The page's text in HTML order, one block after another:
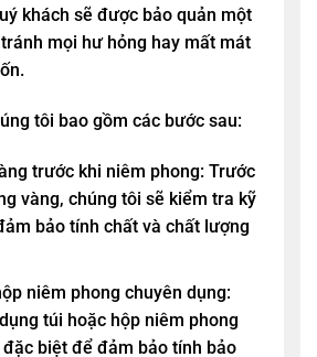
khách sẽ được bảo quản một
mọi hư hỏng hay mất mát
tôi bao gồm các bước sau:
trước khi niêm phong: Trước
vàng, chúng tôi sẽ kiểm tra kỹ
bảo tính chất và chất lượng
niêm phong chuyên dụng:
túi hoặc hộp niêm phong
biệt để đảm bảo tính bảo